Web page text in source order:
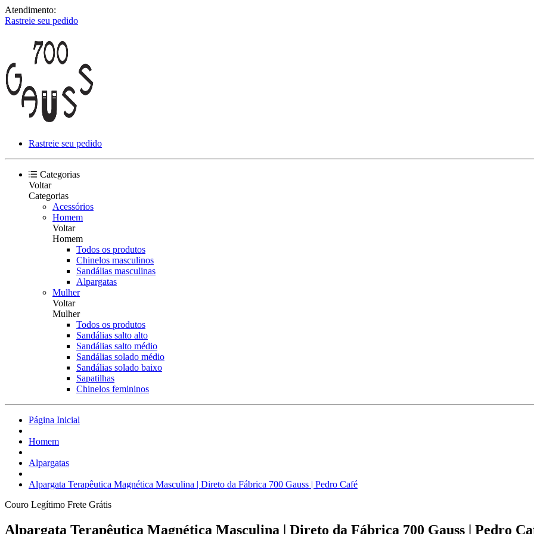
Atendimento:
Rastreie seu pedido
Rastreie seu pedido
Categorias
Voltar
Categorias
Acessórios
Homem
Voltar
Homem
Todos os produtos
Chinelos masculinos
Sandálias masculinas
Alpargatas
Mulher
Voltar
Mulher
Todos os produtos
Sandálias salto alto
Sandálias salto médio
Sandálias solado médio
Sandálias solado baixo
Sapatilhas
Chinelos femininos
Página Inicial
Homem
Alpargatas
Alpargata Terapêutica Magnética Masculina | Direto da Fábrica 700 Gauss | Pedro Café
Couro Legítimo Frete Grátis
Alpargata Terapêutica Magnética Masculina | Direto da Fábrica 700 Gauss | Pedro